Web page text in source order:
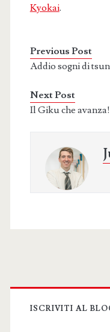
Kyokai.
Previous Post
Addio sogni di
Next Post
Il Giku che avanza!
Primary
Sidebar
ISCRIVITI AL